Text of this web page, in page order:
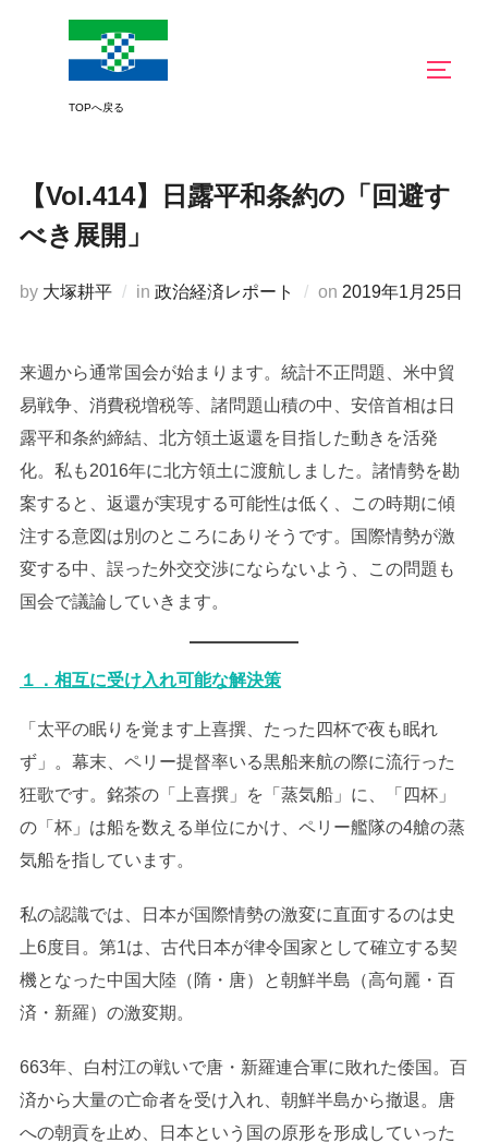
【Vol.414】日露平和条約の「回避す
べき展開」
by 大塚耕平 in 政治経済レポート on 投
2019年1月25日
来週から通常国会が始まります。統計不正問題、米中貿
易戦争、消費税増税等、諸問題山積の中、安倍首相は日
露平和条約締結、北方領土返還を目指した動きを活発
化。私も2016年に北方領土に渡航しました。諸情勢を勘
案すると、返還が実現する可能性は低く、この時期に傾
注する意図は別のところにありそうです。国際情勢が激
変する中、誤った外交交渉にならないよう、この問題も
国会で議論していきます。
１．相互に受け入れ可能な解決策
「太平の眠りを覚ます上喜撰、たった四杯で夜も眠れ
ず」。幕末、ペリー提督率いる黒船来航の際に流行った
狂歌です。銘茶の「上喜撰」を「蒸気船」に、「四杯」
の「杯」は船を数える単位にかけ、ペリー艦隊の4艙の蒸
気船を指しています。
私の認識では、日本が国際情勢の激変に直面するのは史
上6度目。第1は、古代日本が律令国家として確立する契
機となった中国大陸（隋・唐）と朝鮮半島（高句麗・百
済・新羅）の激変期。
663年、白村江の戦いで唐・新羅連合軍に敗れた倭国。百
済から大量の亡命者を受け入れ、朝鮮半島から撤退。唐
への朝貢を止め、日本という国の原形を形成していった